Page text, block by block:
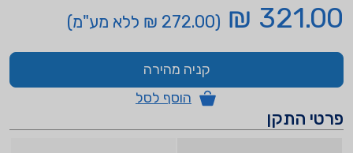
321.00 ₪ (272.00 ₪ ללא מע"מ)
קניה מהירה
הוסף לסל
פרטי התקן